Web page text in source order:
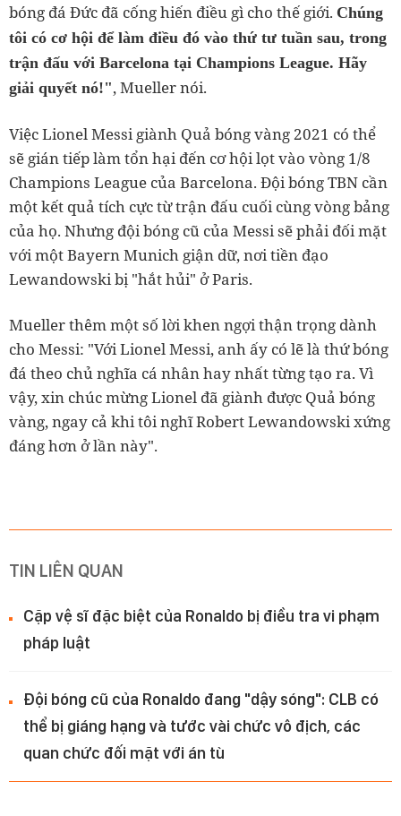
bóng đá Đức đã cống hiến điều gì cho thế giới. Chúng
tôi có cơ hội để làm điều đó vào thứ tư tuần sau, trong
trận đấu với Barcelona tại Champions League. Hãy
giải quyết nó!", Mueller nói.
Việc Lionel Messi giành Quả bóng vàng 2021 có thể
sẽ gián tiếp làm tổn hại đến cơ hội lọt vào vòng 1/8
Champions League của Barcelona. Đội bóng TBN cần
một kết quả tích cực từ trận đấu cuối cùng vòng bảng
của họ. Nhưng đội bóng cũ của Messi sẽ phải đối mặt
với một Bayern Munich giận dữ, nơi tiền đạo
Lewandowski bị "hắt hủi" ở Paris.
Mueller thêm một số lời khen ngợi thận trọng dành
cho Messi: "Với Lionel Messi, anh ấy có lẽ là thứ bóng
đá theo chủ nghĩa cá nhân hay nhất từng tạo ra. Vì
vậy, xin chúc mừng Lionel đã giành được Quả bóng
vàng, ngay cả khi tôi nghĩ Robert Lewandowski xứng
đáng hơn ở lần này".
TIN LIÊN QUAN
Cặp vệ sĩ đặc biệt của Ronaldo bị điều tra vi phạm
pháp luật
Đội bóng cũ của Ronaldo đang "dậy sóng": CLB có
thể bị giáng hạng và tước vài chức vô địch, các
quan chức đối mặt với án tù